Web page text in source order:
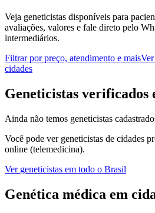
Veja geneticistas disponíveis para
avaliações, valores e fale direto pelo
intermediários.
Filtrar por preço, atendimento e maisVer
cidades
Geneticistas verificados
Ainda não temos geneticistas
Você pode ver geneticistas de cidades
online (telemedicina).
Ver geneticistas em todo o Brasil
Genética médica em